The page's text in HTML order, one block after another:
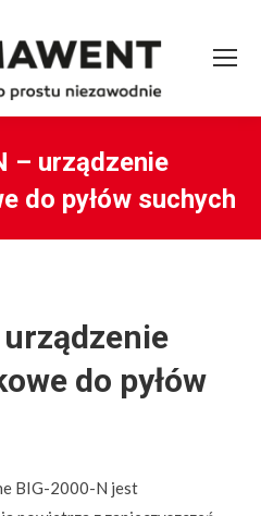
– urządzenie
do pyłów suchych
do pyłów
BIG-2000-N jest